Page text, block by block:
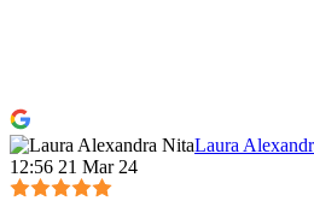
Laura
12:56 21 Mar 24